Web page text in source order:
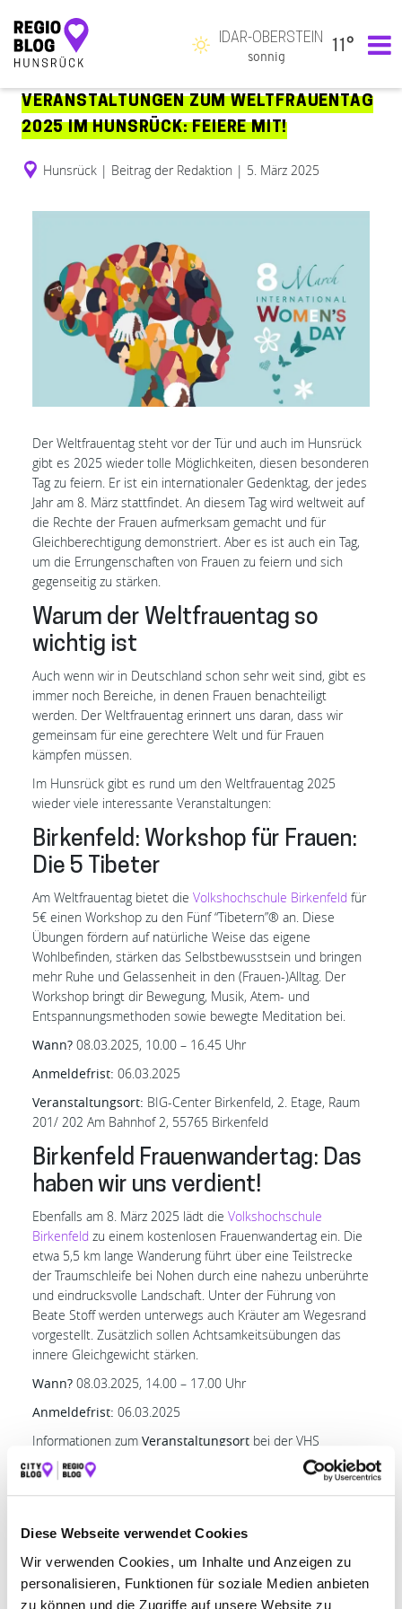
Diese Webseite verwendet Cookies
Wir verwenden Cookies, um Inhalte und Anzeigen zu
personalisieren, Funktionen für soziale Medien anbieten
zu können und die Zugriffe auf unsere Website zu
Hauptnavigation
IDAR-OBERSTEIN
sonnig
11°
VERANSTALTUNGEN ZUM WELTFRAUENTAG
2025 IM HUNSRÜCK: FEIERE MIT!
Hunsrück | Beitrag der Redaktion | 5. März 2025
Der Weltfrauentag steht vor der Tür und auch im Hunsrück
gibt es 2025 wieder tolle Möglichkeiten, diesen besonderen
Tag zu feiern. Er ist ein internationaler Gedenktag, der jedes
Jahr am 8. März stattfindet. An diesem Tag wird weltweit auf
die Rechte der Frauen aufmerksam gemacht und für
Gleichberechtigung demonstriert. Aber es ist auch ein Tag,
um die Errungenschaften von Frauen zu feiern und sich
gegenseitig zu stärken.
Warum der Weltfrauentag so
wichtig ist
Auch wenn wir in Deutschland schon sehr weit sind, gibt es
immer noch Bereiche, in denen Frauen benachteiligt
werden. Der Weltfrauentag erinnert uns daran, dass wir
gemeinsam für eine gerechtere Welt und für Frauen
kämpfen müssen.
Im Hunsrück gibt es rund um den Weltfrauentag 2025
wieder viele interessante Veranstaltungen:
Birkenfeld: Workshop für Frauen:
Die 5 Tibeter
Am Weltfrauentag bietet die Volkshochschule Birkenfeld für
5€ einen Workshop zu den Fünf “Tibetern”® an. Diese
Übungen fördern auf natürliche Weise das eigene
Wohlbefinden, stärken das Selbstbewusstsein und bringen
mehr Ruhe und Gelassenheit in den (Frauen-)Alltag. Der
Workshop bringt dir Bewegung, Musik, Atem- und
Entspannungsmethoden sowie bewegte Meditation bei.
Wann? 08.03.2025, 10.00 – 16.45 Uhr
Anmeldefrist: 06.03.2025
Veranstaltungsort: BIG-Center Birkenfeld, 2. Etage, Raum
201/ 202 Am Bahnhof 2, 55765 Birkenfeld
Birkenfeld Frauenwandertag: Das
haben wir uns verdient!
Ebenfalls am 8. März 2025 lädt die Volkshochschule
Birkenfeld zu einem kostenlosen Frauenwandertag ein. Die
etwa 5,5 km lange Wanderung führt über eine Teilstrecke
der Traumschleife bei Nohen durch eine nahezu unberührte
und eindrucksvolle Landschaft. Unter der Führung von
Beate Stoff werden unterwegs auch Kräuter am Wegesrand
vorgestellt. Zusätzlich sollen Achtsamkeitsübungen das
innere Gleichgewicht stärken.
Wann? 08.03.2025, 14.00 – 17.00 Uhr
Anmeldefrist: 06.03.2025
Informationen zum Veranstaltungsort bei der VHS
Birkenfeld
Hochstetten-Daun: Kaffee &
Kuchen mit Vortrag
Der VdK-Ortsverband Hochstetten-Dhaun lädt zum
Weltfrauentag zu einem gemütlichen Nachmittag bei Kaffee
und Kuchen ins Friedrich-Schotte-Haus ein. Frau Kathrin